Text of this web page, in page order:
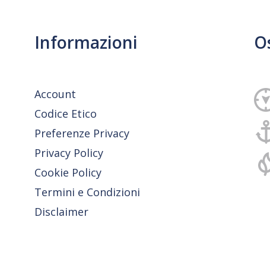
Informazioni
Account
Codice Etico
Preferenze Privacy
Privacy Policy
Cookie Policy
Termini e Condizioni
Disclaimer